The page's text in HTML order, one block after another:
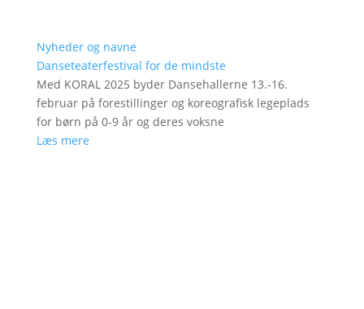
Nyheder og navne
Danseteaterfestival for de mindste
Med KORAL 2025 byder Dansehallerne 13.-16.
februar på forestillinger og koreografisk legeplads
for børn på 0-9 år og deres voksne
Læs mere